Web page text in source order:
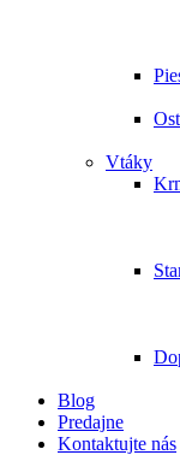
Vtáky
Blog
Predajne
Kontaktujte nás